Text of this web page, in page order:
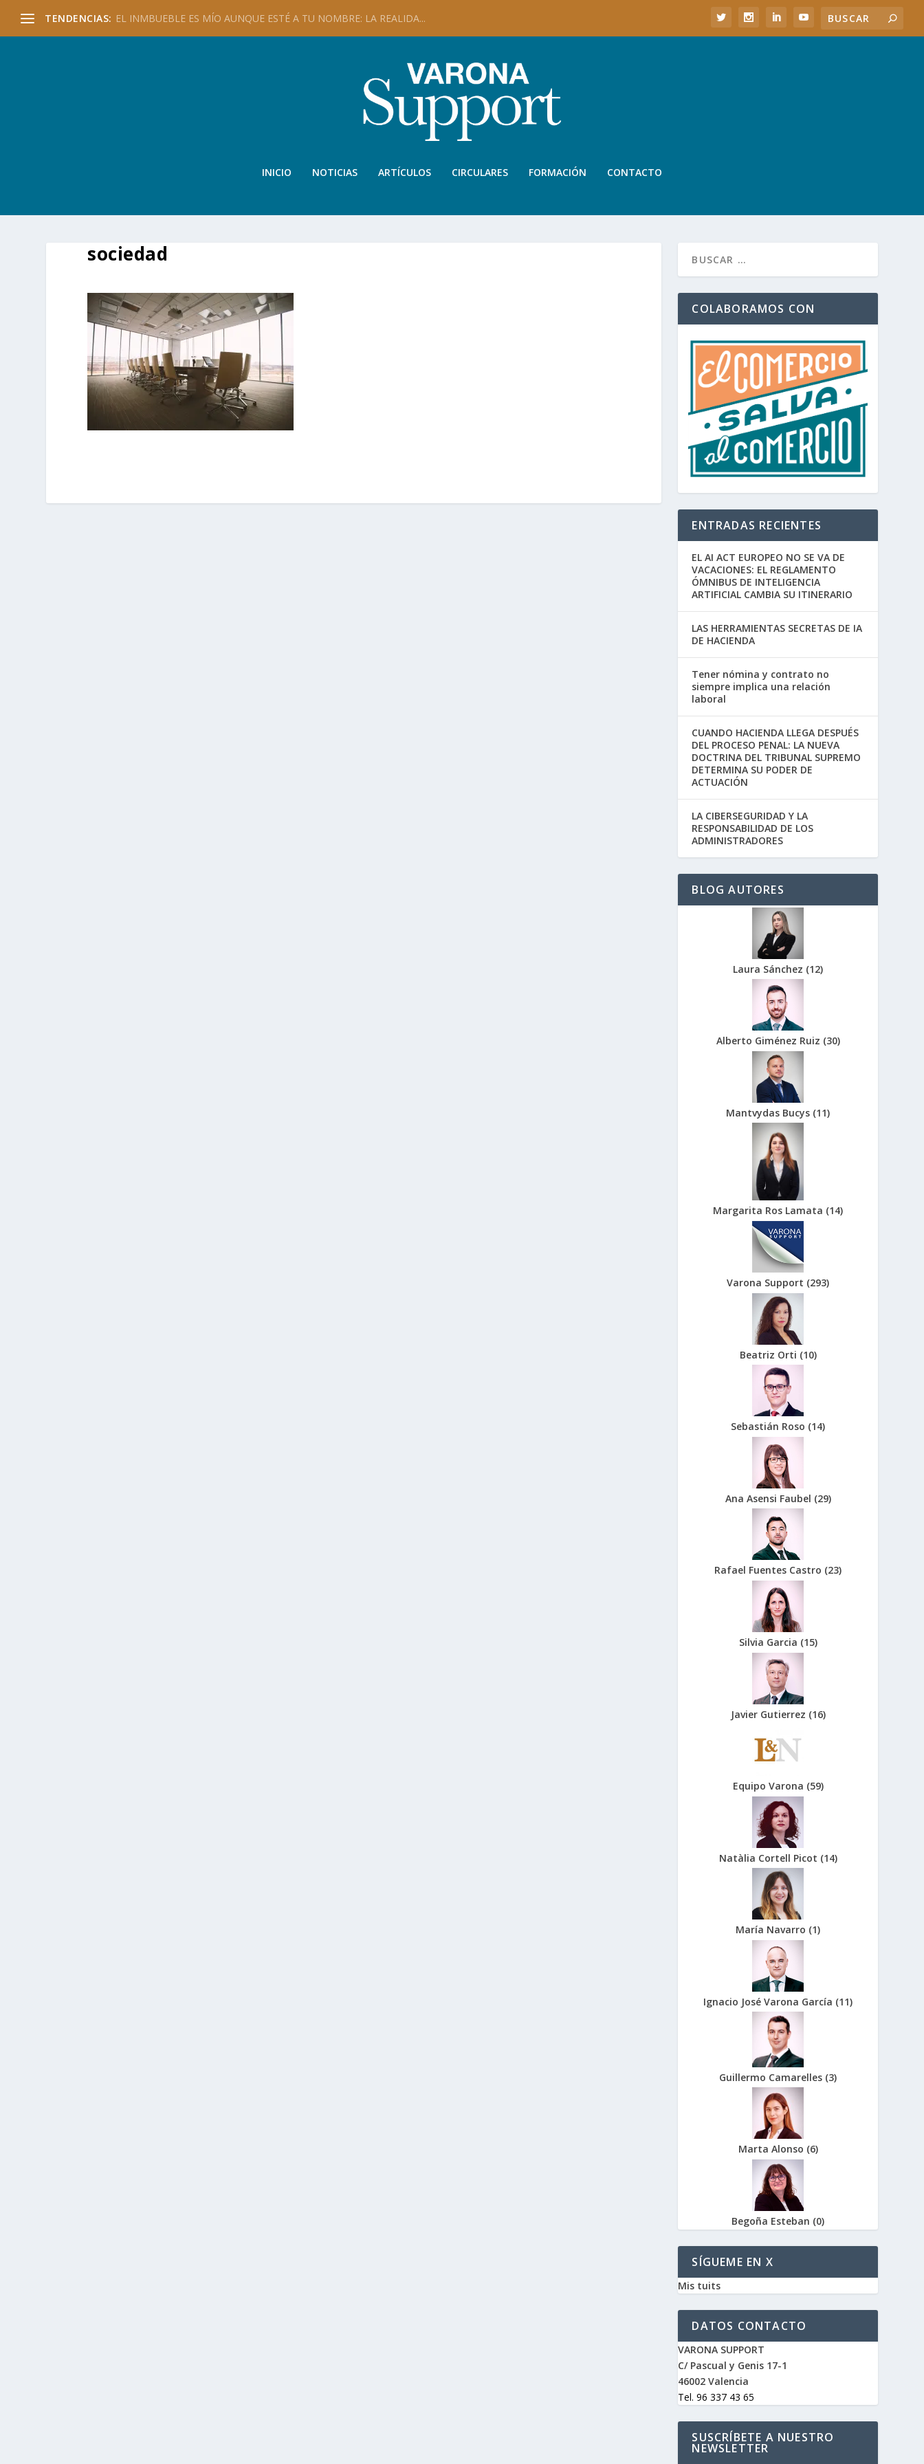
TENDENCIAS: EL INMBUEBLE ES MÍO AUNQUE ESTÉ A TU NOMBRE: LA REALIDA...
INICIO NOTICIAS ARTÍCULOS CIRCULARES FORMACIÓN CONTACTO
sociedad
COLABORAMOS CON
ENTRADAS RECIENTES
EL AI ACT EUROPEO NO SE VA DE
VACACIONES: EL REGLAMENTO
ÓMNIBUS DE INTELIGENCIA
ARTIFICIAL CAMBIA SU ITINERARIO
LAS HERRAMIENTAS SECRETAS DE IA
DE HACIENDA
Tener nómina y contrato no
siempre implica una relación
laboral
CUANDO HACIENDA LLEGA DESPUÉS
DEL PROCESO PENAL: LA NUEVA
DOCTRINA DEL TRIBUNAL SUPREMO
DETERMINA SU PODER DE
ACTUACIÓN
LA CIBERSEGURIDAD Y LA
RESPONSABILIDAD DE LOS
ADMINISTRADORES
BLOG AUTORES
Laura Sánchez (12)
Alberto Giménez Ruiz (30)
Mantvydas Bucys (11)
Margarita Ros Lamata (14)
Varona Support (293)
Beatriz Orti (10)
Sebastián Roso (14)
Ana Asensi Faubel (29)
Rafael Fuentes Castro (23)
Silvia Garcia (15)
Javier Gutierrez (16)
Equipo Varona (59)
Natàlia Cortell Picot (14)
María Navarro (1)
Ignacio José Varona García (11)
Guillermo Camarelles (3)
Marta Alonso (6)
Begoña Esteban (0)
SÍGUEME EN X
Mis tuits
DATOS CONTACTO
VARONA SUPPORT
C/ Pascual y Genis 17-1
46002 Valencia
Tel. 96 337 43 65
SUSCRÍBETE A NUESTRO
NEWSLETTER